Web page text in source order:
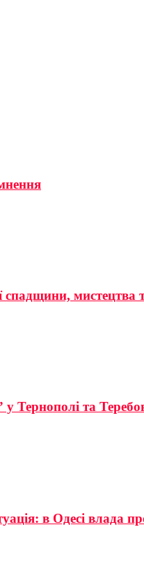
спадщини, мистецтва
Тернополі та
в Одесі влада